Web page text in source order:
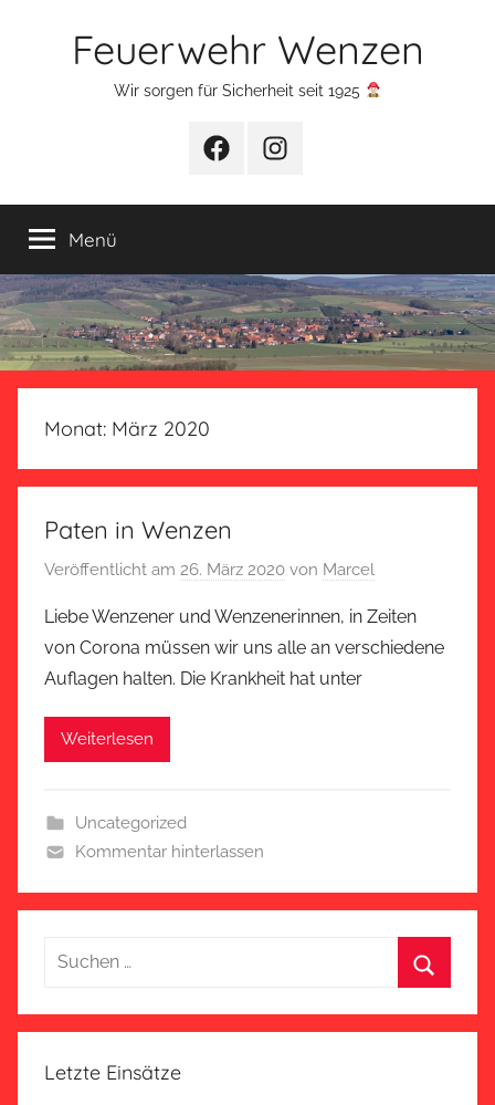
Feuerwehr Wenzen
Wir sorgen für Sicherheit seit 1925
FacebookInstagram
Menü
Monat: März 2020
Paten in Wenzen
Veröffentlicht am 26. März 2020 von Marcel
Liebe Wenzener und Wenzenerinnen, in Zeiten
von Corona müssen wir uns alle an verschiedene
Auflagen halten. Die Krankheit hat unter
Weiterlesen
Uncategorized
Kommentar hinterlassen
Suchen
Letzte Einsätze